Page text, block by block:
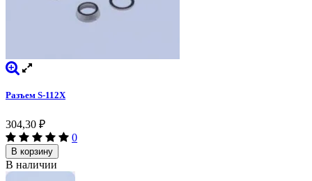
Разъем S-112X
304,30 ₽
0
В корзину
В наличии